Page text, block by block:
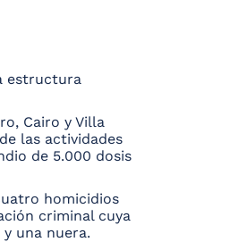
estructura
Cairo y Villa
las actividades
de 5.000 dosis
homicidios
criminal cuya
una nuera.